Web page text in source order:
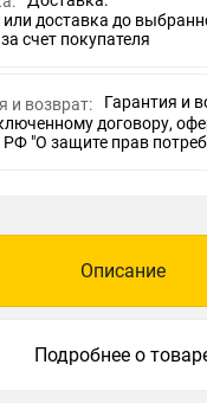
доставка до
счет покупателя
Гарантия и
договору,
"О защите прав
Описание
Подробнее о